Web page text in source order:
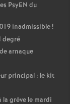
PsyEN du
inadmissible!
degré
arnaque
principal : le kit
grève le mardi